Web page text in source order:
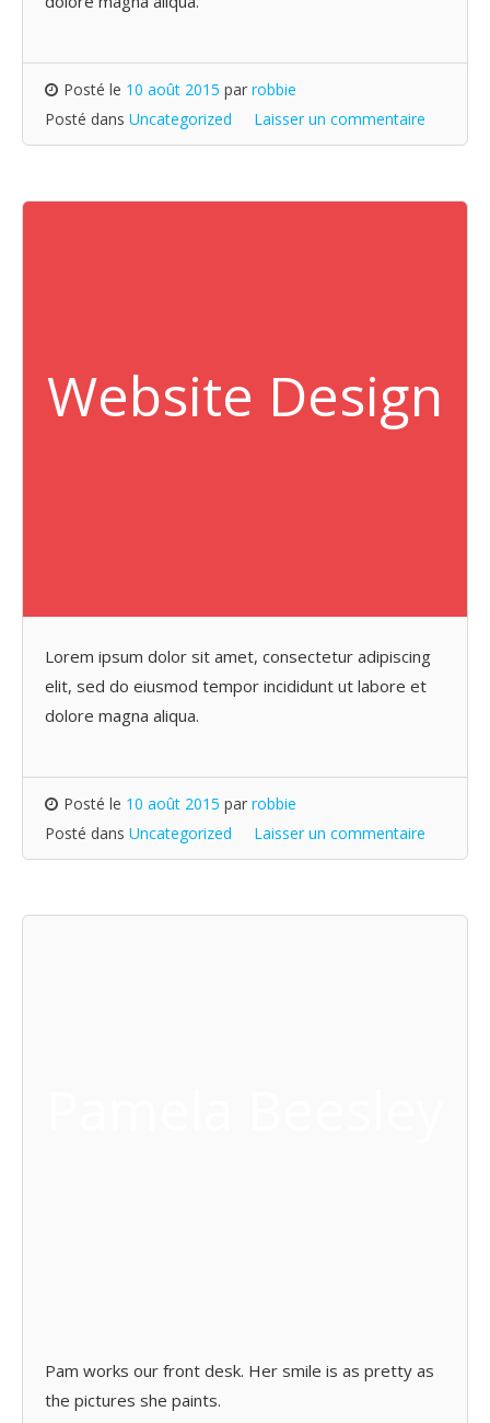
Posté le 10 août 2015 par robbie
Posté dans Uncategorized Laisser un commentaire
Website Design
Lorem ipsum dolor sit amet, consectetur adipiscing
elit, sed do eiusmod tempor incididunt ut labore et
dolore magna aliqua.
Posté le 10 août 2015 par robbie
Posté dans Uncategorized Laisser un commentaire
Pam works our front desk. Her smile is as pretty as
the pictures she paints.